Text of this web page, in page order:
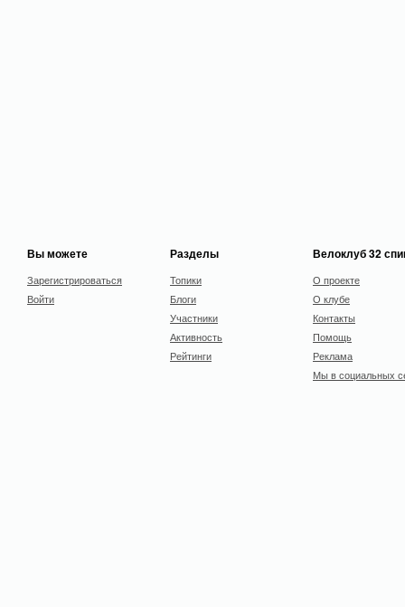
Вы можете
Зарегистрироваться
Войти
Разделы
Топики
Блоги
Участники
Активность
Рейтинги
Велоклуб 32
О проекте
О клубе
Контакты
Помощь
Реклама
Мы в социальных